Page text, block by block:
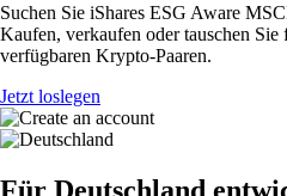
Suchen Sie iShares ESG Aware
Kaufen, verkaufen oder tauschen
verfügbaren Krypto-Paaren.
Jetzt loslegen